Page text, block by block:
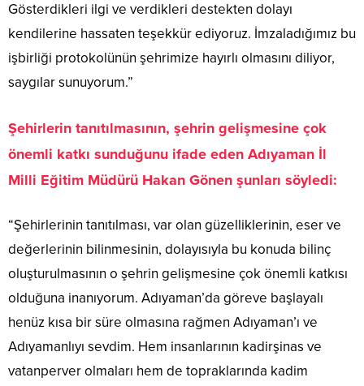
Gösterdikleri ilgi ve verdikleri destekten dolayı
kendilerine hassaten teşekkür ediyoruz. İmzaladığımız bu
işbirliği protokolünün şehrimize hayırlı olmasını diliyor,
saygılar sunuyorum.”
Şehirlerin tanıtılmasının, şehrin gelişmesine çok
önemli katkı sunduğunu ifade eden Adıyaman İl
Milli Eğitim Müdürü Hakan Gönen şunları söyledi:
“Şehirlerinin tanıtılması, var olan güzelliklerinin, eser ve
değerlerinin bilinmesinin, dolayısıyla bu konuda bilinç
oluşturulmasının o şehrin gelişmesine çok önemli katkısı
olduğuna inanıyorum. Adıyaman’da göreve başlayalı
henüz kısa bir süre olmasına rağmen Adıyaman’ı ve
Adıyamanlıyı sevdim. Hem insanlarının kadirşinas ve
vatanperver olmaları hem de topraklarında kadim